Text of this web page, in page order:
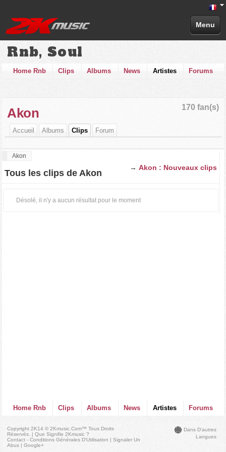
Menu
Rnb, Soul
Home Rnb Clips Albums News Artistes Forums
170 fan(s)
Akon
Accueil Albums Clips Forum
Akon
→ Akon : Nouveaux clips
Tous les clips de Akon
Désolé, il n'y a aucun résultat pour le moment
Home Rnb Clips Albums News Artistes Forums
Dans D'autres
Langues
Copyright 2K14 © 2Kmusic.com™Tous Droits
Réservés . |Que Signifie 2Kmusic ?
Contact - Conditions Générales D'Utilisation |Signaler Un
Abus |Google+